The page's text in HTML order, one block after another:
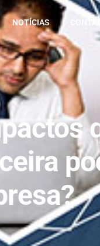
NOTÍCIAS